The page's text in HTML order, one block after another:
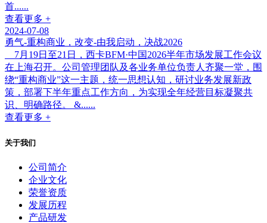
首......
查看更多 +
2024-07-08
勇气-重构商业，改变-由我启动，决战2026
7月19日至21日，西卡BFM·中国2026半年市场发展工作会议
在上海召开。公司管理团队及各业务单位负责人齐聚一堂，围
绕“重构商业”这一主题，统一思想认知，研讨业务发展新政
策，部署下半年重点工作方向，为实现全年经营目标凝聚共
识、明确路径。 &......
查看更多 +
关于我们
公司简介
企业文化
荣誉资质
发展历程
产品研发